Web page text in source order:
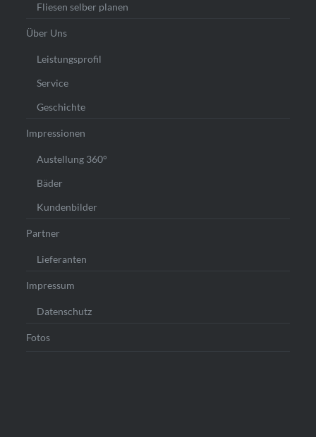
Fliesen selber planen
Über Uns
Leistungsprofil
Service
Geschichte
Impressionen
Austellung 360°
Bäder
Kundenbilder
Partner
Lieferanten
Impressum
Datenschutz
Fotos